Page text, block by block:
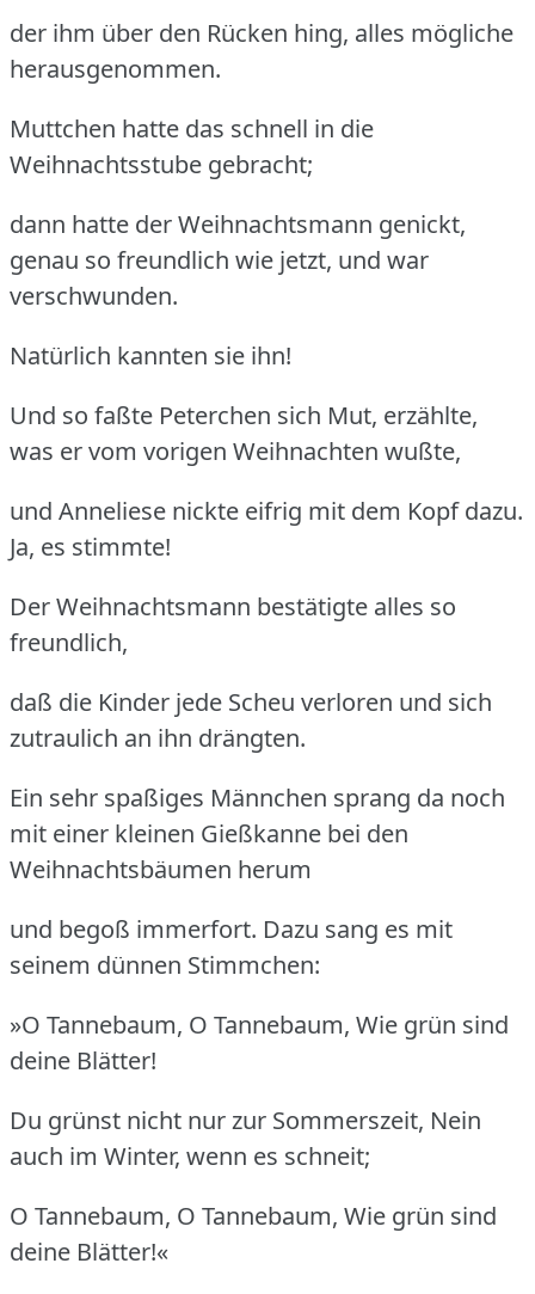
der ihm über den Rücken hing, alles mögliche
herausgenommen.
Muttchen hatte das schnell in die
Weihnachtsstube gebracht;
dann hatte der Weihnachtsmann genickt,
genau so freundlich wie jetzt, und war
verschwunden.
Natürlich kannten sie ihn!
Und so faßte Peterchen sich Mut, erzählte,
was er vom vorigen Weihnachten wußte,
und Anneliese nickte eifrig mit dem Kopf dazu.
Ja, es stimmte!
Der Weihnachtsmann bestätigte alles so
freundlich,
daß die Kinder jede Scheu verloren und sich
zutraulich an ihn drängten.
Ein sehr spaßiges Männchen sprang da noch
mit einer kleinen Gießkanne bei den
Weihnachtsbäumen herum
und begoß immerfort. Dazu sang es mit
seinem dünnen Stimmchen:
»O Tannebaum, O Tannebaum, Wie grün sind
deine Blätter!
Du grünst nicht nur zur Sommerszeit, Nein
auch im Winter, wenn es schneit;
O Tannebaum, O Tannebaum, Wie grün sind
deine Blätter!«